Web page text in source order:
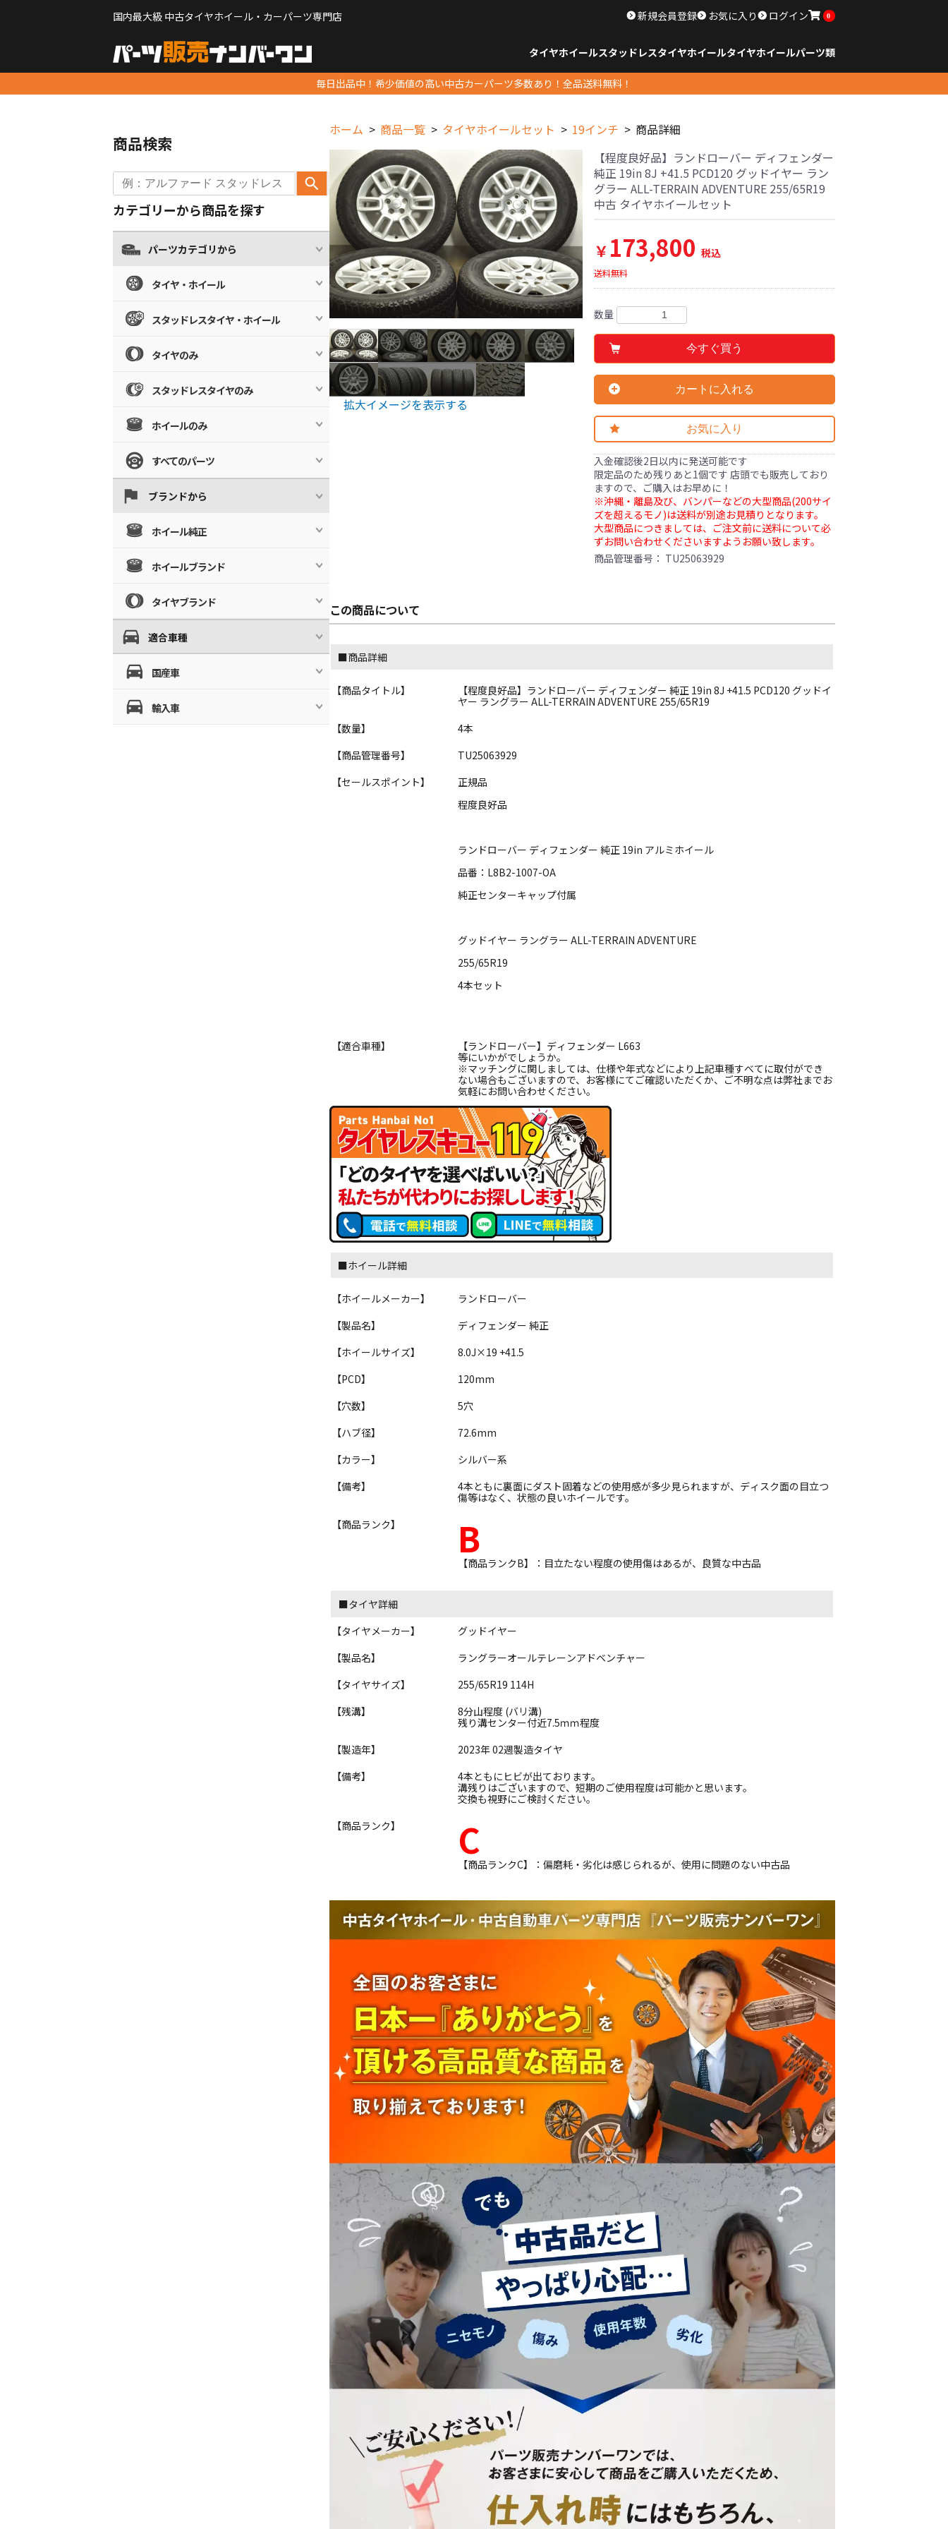
国内最大級 中古タイヤホイール・カーパーツ専門店 新規会員登録 お気に入り ログイン 0
タイヤホイールスタッドレスタイヤホイールタイヤホイールパーツ類
毎日出品中！希少価値の高い中古カーパーツ多数あり！全品送料無料！
ホーム 商品一覧 タイヤホイールセット 19インチ 商品詳細
拡大イメージを表示する
【程度良好品】ランドローバー ディフェンダー
純正 19in 8J +41.5 PCD120 グッドイヤー ラン
グラー ALL-TERRAIN ADVENTURE 255/65R19
中古 タイヤホイールセット
￥ 173,800 税込
送料無料
数量
今すぐ買う
カートに入れる
お気に入り
入金確認後2日以内に発送可能です
限定品のため残りあと1個です 店頭でも販売しており
ますので、ご購入はお早めに！
※沖縄・離島及び、バンパーなどの大型商品(200サイ
ズを超えるモノ)は送料が別途お見積りとなります。
大型商品につきましては、ご注文前に送料について必
ずお問い合わせくださいますようお願い致します。
商品管理番号： TU25063929
この商品について
■商品詳細
【商品タイトル】
【程度良好品】ランドローバー ディフェンダー 純正 19in 8J +41.5 PCD120 グッドイ
ヤー ラングラー ALL-TERRAIN ADVENTURE 255/65R19
【数量】
4本
【商品管理番号】
TU25063929
【セールスポイント】
正規品
程度良好品
ランドローバー ディフェンダー 純正 19in アルミホイール
品番：L8B2-1007-OA
純正センターキャップ付属
グッドイヤー ラングラー ALL-TERRAIN ADVENTURE
255/65R19
4本セット
【適合車種】
【ランドローバー】ディフェンダー L663
等にいかがでしょうか。
※マッチングに関しましては、仕様や年式などにより上記車種すべてに取付ができ
ない場合もございますので、お客様にてご確認いただくか、ご不明な点は弊社までお
気軽にお問い合わせください。
■ホイール詳細
【ホイールメーカー】
ランドローバー
【製品名】
ディフェンダー 純正
【ホイールサイズ】
8.0J×19 +41.5
【PCD】
120mm
【穴数】
5穴
【ハブ径】
72.6mm
【カラー】
シルバー系
【備考】
4本ともに裏面にダスト固着などの使用感が多少見られますが、ディスク面の目立つ
傷等はなく、状態の良いホイールです。
【商品ランク】
B
【商品ランクB】：目立たない程度の使用傷はあるが、良質な中古品
■タイヤ詳細
【タイヤメーカー】
グッドイヤー
【製品名】
ラングラーオールテレーンアドベンチャー
【タイヤサイズ】
255/65R19 114H
【残溝】
8分山程度 (バリ溝)
残り溝センター付近7.5ｍｍ程度
【製造年】
2023年 02週製造タイヤ
【備考】
4本ともにヒビが出ております。
溝残りはございますので、短期のご使用程度は可能かと思います。
交換も視野にご検討ください。
【商品ランク】
C
【商品ランクC】：偏磨耗・劣化は感じられるが、使用に問題のない中古品
商品検索
カテゴリーから商品を探す
パーツカテゴリから
タイヤ・ホイール
スタッドレスタイヤ・ホイール
タイヤのみ
スタッドレスタイヤのみ
ホイールのみ
すべてのパーツ
ブランドから
ホイール純正
ホイールブランド
タイヤブランド
適合車種
国産車
輸入車